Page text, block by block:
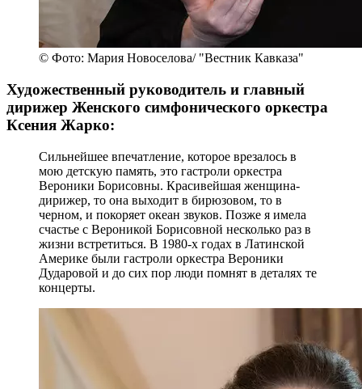
© Фото: Мария Новоселова/ "Вестник Кавказа"
Художественный руководитель и главный
дирижер Женского симфонического оркестра
Ксения Жарко:
Сильнейшее впечатление, которое врезалось в
мою детскую память, это гастроли оркестра
Вероники Борисовны. Красивейшая женщина-
дирижер, то она выходит в бирюзовом, то в
черном, и покоряет океан звуков. Позже я имела
счастье с Вероникой Борисовной несколько раз в
жизни встретиться. В 1980-х годах в Латинской
Америке были гастроли оркестра Вероники
Дударовой и до сих пор люди помнят в деталях те
концерты.